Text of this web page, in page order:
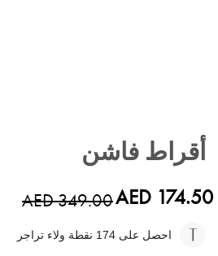
إلى
بداية
معرض
أقراط فاشن
AED 174.50
AED 349.00
احصل على 174 نقطة ولاء تراجر